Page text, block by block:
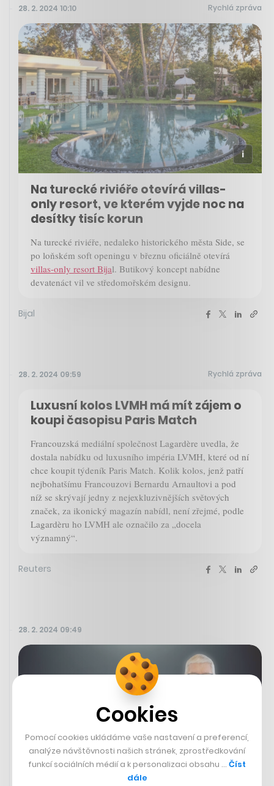
28. 2. 2024 10:10 Rychlá zpráva
Na turecké riviéře otevírá villas-
only resort, ve kterém vyjde noc na
desítky tisíc korun
Na turecké riviéře, nedaleko historického města Side, se
po loňském soft openingu v březnu oficiálně otevírá
villas-only resort Bijal. Butikový koncept nabídne
devatenáct vil ve středomořském designu.
Bijal
28. 2. 2024 09:59 Rychlá zpráva
Luxusní kolos LVMH má mít zájem o
koupi časopisu Paris Match
Francouzská mediální společnost Lagardère uvedla, že
dostala nabídku od luxusního impéria LVMH, které od ní
chce koupit týdeník Paris Match. Kolik kolos, jenž patří
nejbohatšímu Francouzovi Bernardu Arnaultovi a pod
níž se skrývají jedny z nejexkluzivnějších světových
značek, za ikonický magazín nabídl, není zřejmé, podle
Lagardèru ho LVMH ale označilo za „docela
významný“.
Reuters
28. 2. 2024 09:49
Cookies
Pomocí cookies ukládáme vaše nastavení a preferencí,
analýze návštěvnosti našich stránek, zprostředkování
funkcí sociálních médií a k personalizaci obsahu … Číst
dále